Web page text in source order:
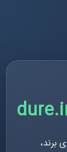
برند،